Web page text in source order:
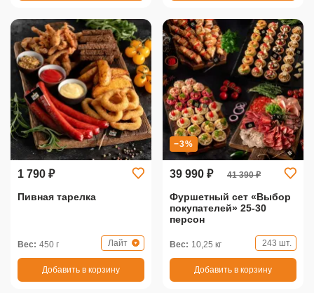
1 790 ₽
Пивная тарелка
Вес: 450 г Лайт
Добавить в корзину
−3%
39 990 ₽ 41 390 ₽
Фуршетный сет «Выбор
покупателей» 25-30
персон
Вес: 10,25 кг 243 шт.
Добавить в корзину